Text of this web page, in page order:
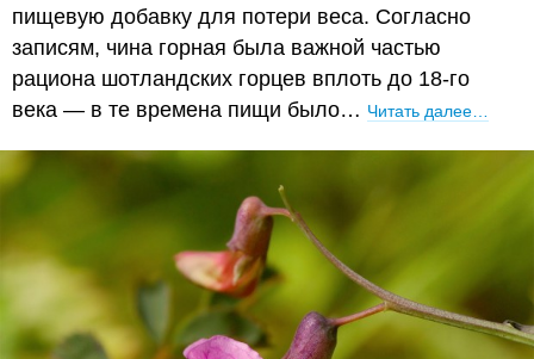
пищевую добавку для потери веса. Согласно
записям, чина горная была важной частью
рациона шотландских горцев вплоть до 18-го
века — в те времена пищи было… Читать далее…